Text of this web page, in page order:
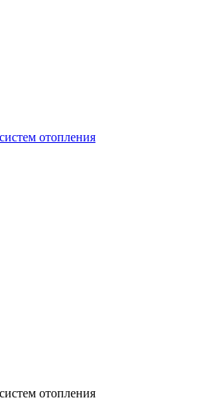
отопления
отопления